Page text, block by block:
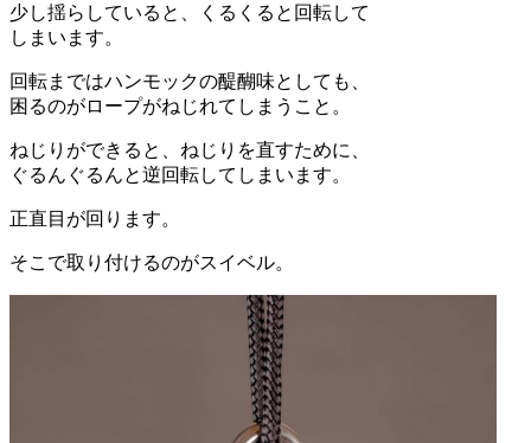
少し揺らしていると、くるくると回転して
しまいます。
回転まではハンモックの醍醐味としても、
困るのがロープがねじれてしまうこと。
ねじりができると、ねじりを直すために、
ぐるんぐるんと逆回転してしまいます。
正直目が回ります。
そこで取り付けるのがスイベル。